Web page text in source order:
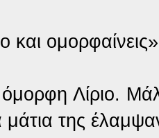
και
όμορφη Λίριο.
μάτια της